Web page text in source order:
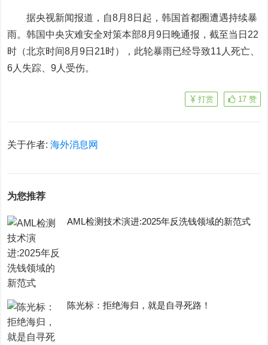
据央视新闻报道，自8月8日起，韩国首都圈遭遇持续暴
雨。韩国中央灾难安全对策本部8月9日晚通报，截至当日22
时（北京时间8月9日21时），此轮暴雨已经导致11人死亡、
6人失踪、9人受伤。
17 赞
打赏
关于作者:海外消息网
为您推荐
AML检测技术演进:2025年反洗钱领域的新范式
陈光标：拒绝海归，就是自寻死路！